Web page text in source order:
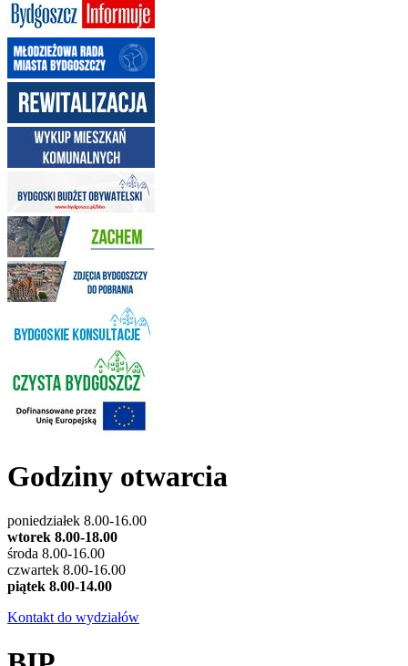
Godziny otwarcia
poniedziałek 8.00-16.00
wtorek 8.00-18.00
środa 8.00-16.00
czwartek 8.00-16.00
piątek 8.00-14.00
Kontakt do wydziałów